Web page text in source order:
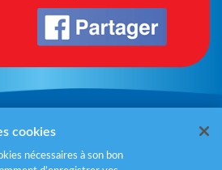
légales
gestion des cookies
cookies
nécessaires à son bon